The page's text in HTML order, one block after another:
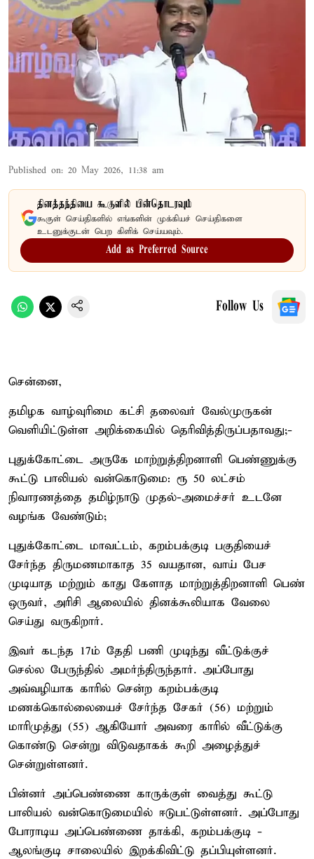
Published on: 20 May 2026, 11:38 am
தினத்தந்தியை கூகுளில் பின்தொடரவும்
கூகுள் செய்திகளில் எங்களின் முக்கியச் செய்திகளை
உடனுக்குடன் பெற கிளிக் செய்யவும்.
Add as Preferred Source
Follow Us
சென்னை,
தமிழக வாழ்வுரிமை கட்சி தலைவர் வேல்முருகன்
வெளியிட்டுள்ள அறிக்கையில் தெரிவித்திருப்பதாவது;-
புதுக்கோட்டை அருகே மாற்றுத்திறனாளி பெண்ணுக்கு
கூட்டு பாலியல் வன்கொடுமை: ரூ 50 லட்சம்
நிவாரணத்தை தமிழ்நாடு முதல்-அமைச்சர் உடனே
வழங்க வேண்டும்;
புதுக்கோட்டை மாவட்டம், கறம்பக்குடி பகுதியைச்
சேர்ந்த திருமணமாகாத 35 வயதான, வாய் பேச
முடியாத மற்றும் காது கேளாத மாற்றுத்திறனாளி பெண்
ஒருவர், அரிசி ஆலையில் தினக்கூலியாக வேலை
செய்து வருகிறார்.
இவர் கடந்த 17ம் தேதி பணி முடிந்து வீட்டுக்குச்
செல்ல பேருந்தில் அமர்ந்திருந்தார். அப்போது
அவ்வழியாக காரில் சென்ற கறம்பக்குடி
மணக்கொல்லையைச் சேர்ந்த சேகர் (56) மற்றும்
மாரிமுத்து (55) ஆகியோர் அவரை காரில் வீட்டுக்கு
கொண்டு சென்று விடுவதாகக் கூறி அழைத்துச்
சென்றுள்ளனர்.
பின்னர் அப்பெண்ணை காருக்குள் வைத்து கூட்டு
பாலியல் வன்கொடுமையில் ஈடுபட்டுள்ளனர். அப்போது
போராடிய அப்பெண்ணை தாக்கி, கறம்பக்குடி -
ஆலங்குடி சாலையில் இறக்கிவிட்டு தப்பியுள்ளனர்.